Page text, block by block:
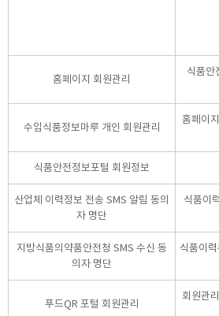
홈페이지 회원관리
식품안
수입식품정보마루 개인 회원관리
홈페이
식품안전정보포털 회원정보
산업체 이력정보 전송 SMS 알림 동의
자 명단
식품이
지방식품의약품안전청 SMS 수신 동
의자 명단
식품이
푸드QR 포털 회원관리
회원관